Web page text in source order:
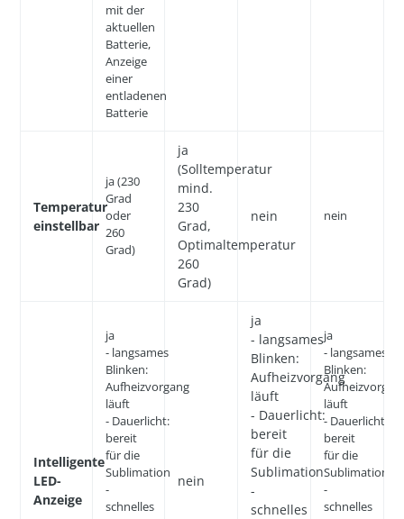
mit der
aktuellen
Batterie,
Anzeige
einer
entladenen
Batterie
Temperatur
einstellbar
ja (230
Grad
oder
260
Grad)
ja
(Solltemperatur
mind.
230
Grad,
Optimaltemperatur
260
Grad)
nein nein
Intelligente
LED-
Anzeige
ja
- langsames
Blinken:
Aufheizvorgang
läuft
- Dauerlicht:
bereit
für die
Sublimation
-
schnelles
nein
ja
- langsames
Blinken:
Aufheizvorgang
läuft
- Dauerlicht:
bereit
für die
Sublimation
-
schnelles
ja
- langsames
Blinken:
läuft
- Dauerlicht:
bereit
für die
Sublimation
-
schnelles